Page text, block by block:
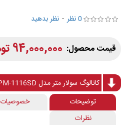
0 نظر
- نظر بدهید
94,000,000 تومان
کاتالوگ سولار متر مدل LUTRON-SPM-1116SD
توضیحات
خصوصیات
نظرات